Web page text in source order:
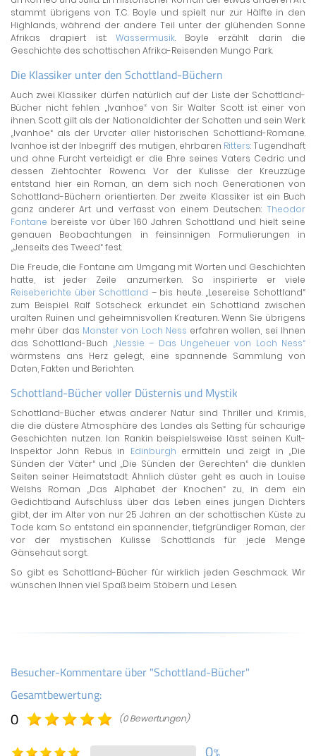
stammt übrigens von T.C. Boyle und spielt nur zur Hälfte in den
Highlands, während der andere Teil unter der glühenden Sonne
Afrikas drapiert ist: Wassermusik. Boyle erzählt darin die
Geschichte des schottischen Afrika-Reisenden Mungo Park.
Die Klassiker unter den Schottland-Büchern
Auch zwei Klassiker dürfen natürlich auf der Liste der Schottland-
Bücher nicht fehlen. „Ivanhoe“ von Sir Walter Scott ist einer von
ihnen. Scott gilt als der Nationaldichter der Schotten und sein Werk
„Ivanhoe“ als der Urvater aller historischen Schottland-Romane.
Ivanhoe ist der Inbegriff des mutigen, ehrbaren Ritters: Tugendhaft
und ohne Furcht verteidigt er die Ehre seines Vaters Cedric und
dessen Ziehtochter Rowena. Vor der Kulisse der Kreuzzüge
entstand hier ein Roman, an dem sich noch Generationen von
Schottland-Büchern orientierten. Der zweite Klassiker ist ein Buch
ganz anderer Art und verfasst von einem Deutschen: Theodor
Fontane bereiste vor über 160 Jahren Schottland und hielt seine
genauen Beobachtungen in feinsinnigen Formulierungen in
„Jenseits des Tweed“ fest.
Die Freude, die Fontane am Umgang mit Worten und Geschichten
hatte, ist jeder Zeile anzumerken. So inspirierte er viele
Reiseberichte über Schottland – bis heute. „Lesereise Schottland“
zum Beispiel. Ralf Sotscheck erkundet ein Schottland zwischen
uralten Ruinen und geheimnisvollen Kreaturen. Wenn Sie übrigens
mehr über das Monster von Loch Ness erfahren wollen, sei Ihnen
das Schottland-Buch „Nessie – Das Ungeheuer von Loch Ness“
wärmstens ans Herz gelegt, eine spannende Sammlung von
Daten, Fakten und Berichten.
Schottland-Bücher voller Düsternis und Mystik
Schottland-Bücher etwas anderer Natur sind Thriller und Krimis,
die die düstere Atmosphäre des Landes als Setting für schaurige
Geschichten nutzen. Ian Rankin beispielsweise lässt seinen Kult-
Inspektor John Rebus in Edinburgh ermitteln und zeigt in „Die
Sünden der Väter“ und „Die Sünden der Gerechten“ die dunklen
Seiten seiner Heimatstadt. Ähnlich düster geht es auch in Louise
Welshs Roman „Das Alphabet der Knochen“ zu, in dem ein
Gedichtband Aufschluss über das Leben eines jungen Dichters
gibt, der im Alter von nur 25 Jahren an der schottischen Küste zu
Tode kam. So entstand ein spannender, tiefgründiger Roman, der
vor der mystischen Kulisse Schottlands für jede Menge
Gänsehaut sorgt.
So gibt es Schottland-Bücher für wirklich jeden Geschmack. Wir
wünschen Ihnen viel Spaß beim Stöbern und Lesen.
Besucher-Kommentare über "Schottland-Bücher"
Gesamtbewertung:
0 (0 Bewertungen)
0%